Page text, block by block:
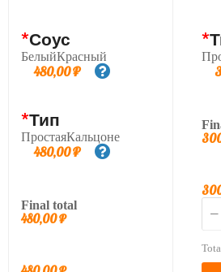
*Соус
БелыйКрасный
480,00₽
*Тип
ПростаяКальцоне
480,00₽
Final total
480,00₽
*